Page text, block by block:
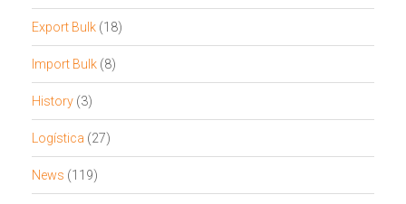
Export Bulk (18)
Import Bulk (8)
History (3)
Logística (27)
News (119)